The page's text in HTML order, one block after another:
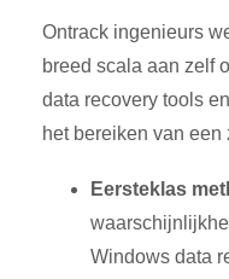
Ontrack ingenieurs
breed scala aan zelf
data recovery tools
het bereiken van
Eersteklas
Windows data